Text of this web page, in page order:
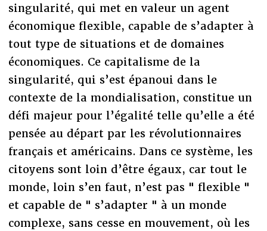
singularité, qui met en valeur un agent
économique flexible, capable de s’adapter à
tout type de situations et de domaines
économiques. Ce capitalisme de la
singularité, qui s’est épanoui dans le
contexte de la mondialisation, constitue un
défi majeur pour l’égalité telle qu’elle a été
pensée au départ par les révolutionnaires
français et américains. Dans ce système, les
citoyens sont loin d’être égaux, car tout le
monde, loin s’en faut, n’est pas " flexible "
et capable de " s’adapter " à un monde
complexe, sans cesse en mouvement, où les